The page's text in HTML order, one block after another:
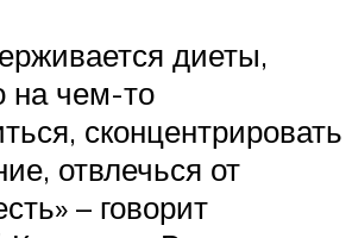
диеты,
на чем-то
сконцентрировать
отвлечься от
– говорит